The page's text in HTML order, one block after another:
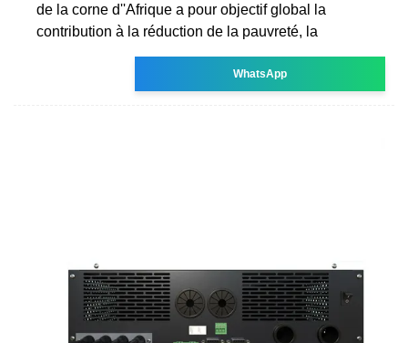
de la corne d''Afrique a pour objectif global la
contribution à la réduction de la pauvreté, la
WhatsApp